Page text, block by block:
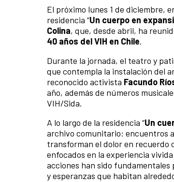
El próximo lunes 1 de diciembre,
residencia “Un cuerpo en
Colina, que, desde abril, ha
40 años del VIH en Chile.
Durante la jornada, el teatro y
que contempla la instalación del
reconocido activista Facundo
año, además de números
VIH/Sida.
A lo largo de la residencia “Un
archivo comunitario: encuentros
transforman el dolor en recuerdo
enfocados en la experiencia
acciones han sido
y esperanzas que habitan